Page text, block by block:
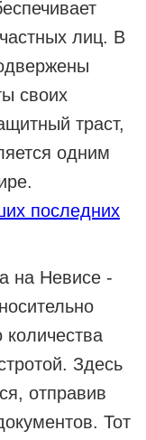
лиц. В
своих
траст,
одним
последних
на Невисе -
количества
Здесь
отправив
Тот